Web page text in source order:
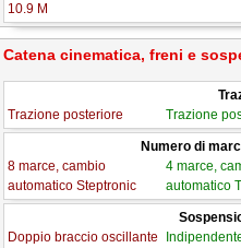
10.9 M
Catena cinematica, freni e
Trazione posteriore
Trazione
Numero di
8 marce, cambio
automatico Steptronic
4 marce,
automatico
Doppio braccio oscillante